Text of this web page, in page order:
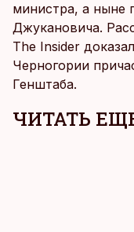
министра, а ныне
Джукановича.
The Insider
Черногории
Генштаба.
ЧИТАТЬ